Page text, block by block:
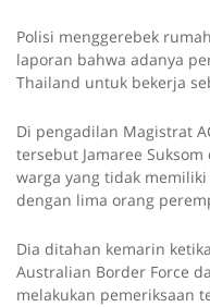
Polisi menggerebek
laporan bahwa adanya
Thailand untuk bekerja
Di pengadilan Magistrat
tersebut Jamaree
warga yang tidak
dengan lima orang
Dia ditahan kemarin
Australian Border Force
melakukan pemeriksaan